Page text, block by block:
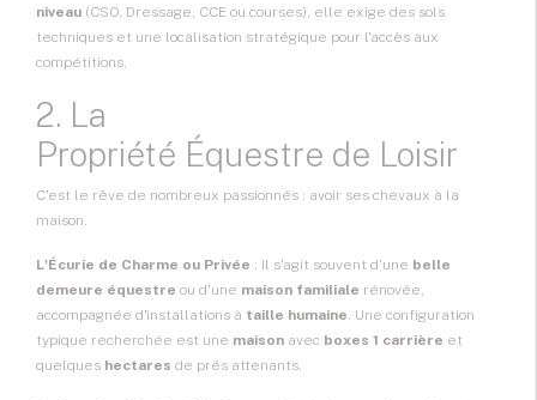
niveau (CSO, Dressage, CCE ou courses), elle exige des sols
techniques et une localisation stratégique pour l'accès aux
compétitions.
2. La
Propriété Équestre de Loisir
C'est le rêve de nombreux passionnés : avoir ses chevaux à la
maison.
L'Écurie de Charme ou Privée : Il s'agit souvent d'une belle
demeure équestre ou d'une maison familiale rénovée,
accompagnée d'installations à taille humaine. Une configuration
typique recherchée est une maison avec boxes 1 carrière et
quelques hectares de prés attenants.